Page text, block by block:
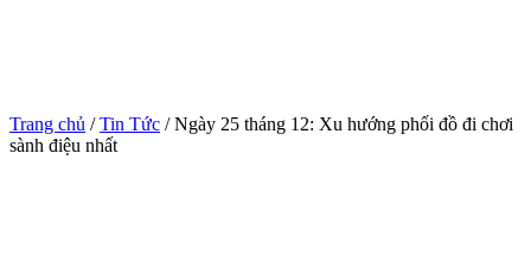
Trang chủ /Tin Tức / Ngày 25 tháng 12: Xu hướng phối đồ đi chơi
sành điệu nhất